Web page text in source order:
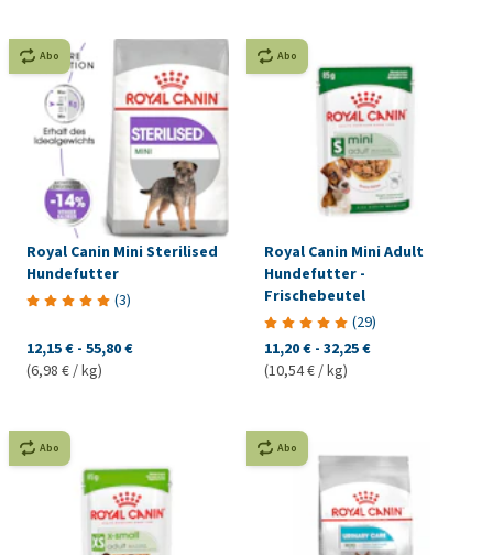
Abo
Royal Canin Mini Sterilised
Hundefutter
(3)
12,15 € - 55,80 €
(6,98 € / kg)
Abo
Royal Canin Mini Adult
Hundefutter -
Frischebeutel
(29)
11,20 € - 32,25 €
(10,54 € / kg)
Abo Abo